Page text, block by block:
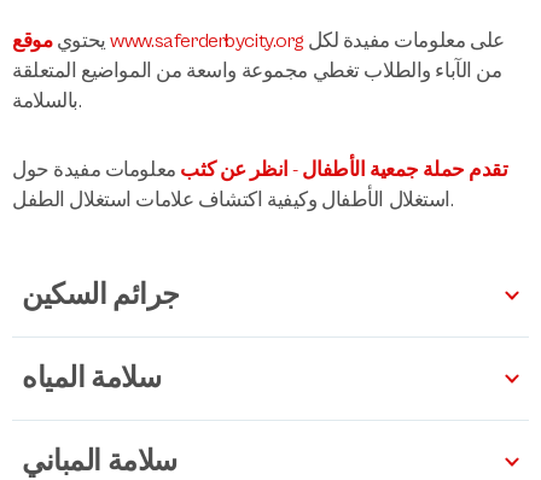
يحتوي موقع www.saferderbycity.org
من الآباء والطلاب تغطي مجموعة واسعة من المواضيع المتعلقة
بالسلامة.
تقدم حملة جمعية الأطفال - انظر عن كثب معلومات مفيدة حول
استغلال الأطفال وكيفية اكتشاف علامات استغلال الطفل.
جرائم السكين
سلامة المياه
سلامة المباني